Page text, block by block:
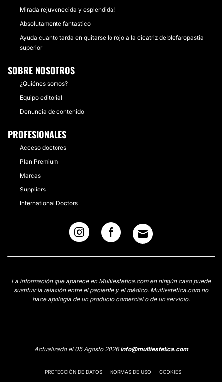
Mirada rejuvenecida y esplendida!
Absolutamente fantastico
Ayuda cuanto tarda en quitarse lo rojo a la cicatriz de blefaropastia
superior
SOBRE NOSOTROS
¿Quiénes somos?
Equipo editorial
Denuncia de contenido
PROFESIONALES
Acceso doctores
Plan Premium
Marcas
Suppliers
International Doctors
La información que aparece en Multiestetica.com en ningún caso puede
sustituir la relación entre el paciente y el médico. Multiestetica.com no
hace apología de un producto comercial o de un servicio.
Actualizado el 05 Agosto 2026info@multiestetica.com
PROTECCIÓN DE DATOS NORMAS DE USO COOKIES